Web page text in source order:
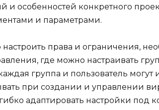
и особенностей конкретного
и параметрами.
права и ограничения,
где можно настраивать
группа и пользователь могут
при создании и управлении
адаптировать настройки под